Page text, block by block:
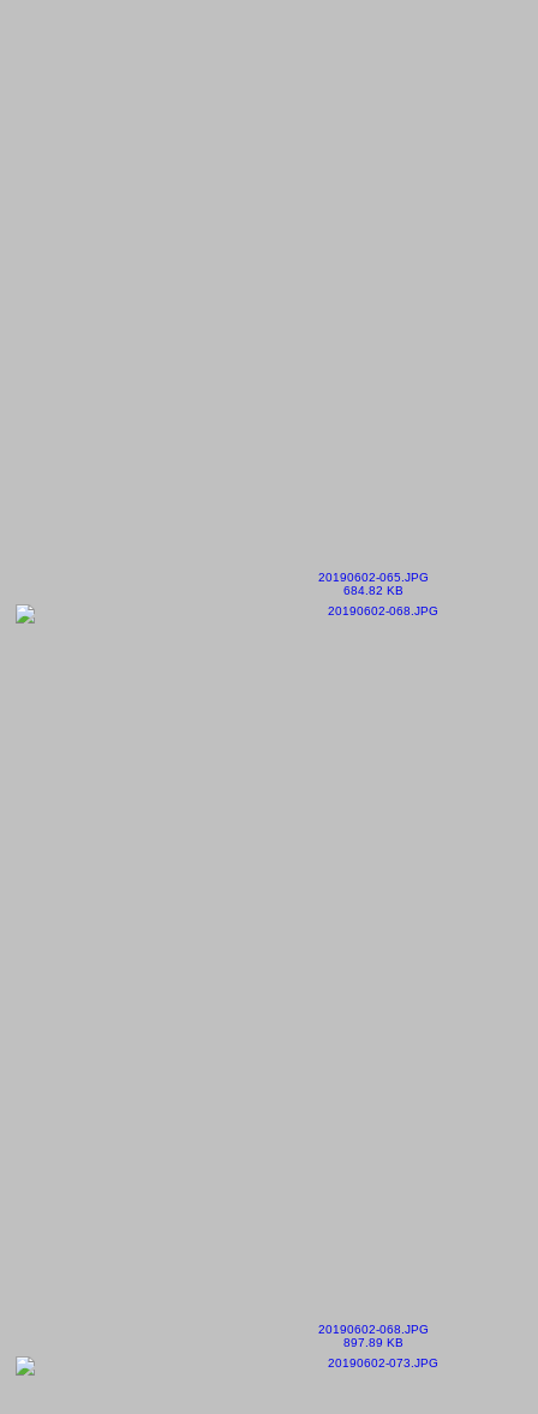
20190602-065.JPG
684.82 KB
20190602-068.JPG
897.89 KB